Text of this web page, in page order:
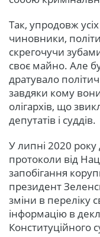
Так, упродовж усіх
чиновники,
скрегочучи
своє майно. Але
дратувало
завдяки кому
олігархів, що
депутатів і суддів.
У липні 2020 року
протоколи від
запобігання
президент
зміни в переліку
інформацію в
Конституційного